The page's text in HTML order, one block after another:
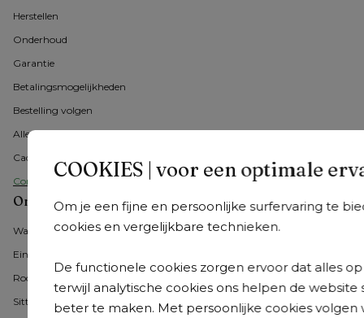
COOKIES | voor een optimale
Om je een fijne en persoonlijke surfervaring te
cookies en vergelijkbare technieken.
De functionele cookies zorgen ervoor dat alles
terwijl analytische cookies ons helpen de website
beter te maken. Met persoonlijke cookies volgen
Herstellen
Onderhoud
Garantie
Betalingsmogelijkheden
Bestelling volgen
Alle veelgestelde vragen
Cadeaubon
Contacteer ons
Onze showrooms in Nederland
Wateringen
Eindhoven
Roosendaal
Sittard-Geleen